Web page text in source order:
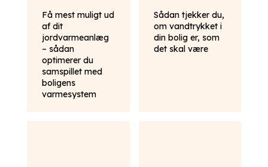
Få mest muligt ud
af dit
jordvarmeanlæg
– sådan
optimerer du
samspillet med
boligens
varmesystem
Sådan tjekker du,
om vandtrykket i
din bolig er, som
det skal være